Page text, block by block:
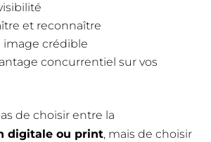
et reconnaître
image crédible
concurrentiel sur vos
de choisir entre la
digitale ou print, mais de choisir